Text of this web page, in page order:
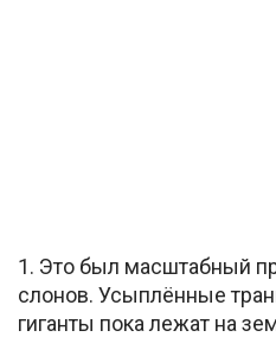
1. Это был масштабный
слонов. Усыплённые
гиганты пока лежат на